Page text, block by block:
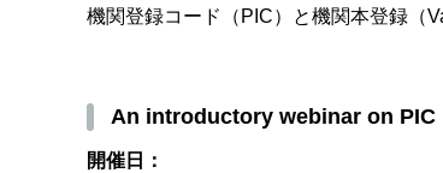
機関登録コード（PIC）と機関本登録（
An introductory webinar on
開催日：